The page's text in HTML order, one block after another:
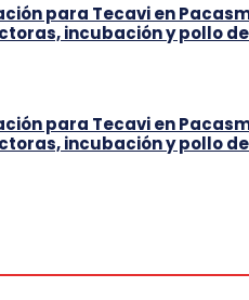
para Tecavi en
incubación y pollo de
para Tecavi en
incubación y pollo de